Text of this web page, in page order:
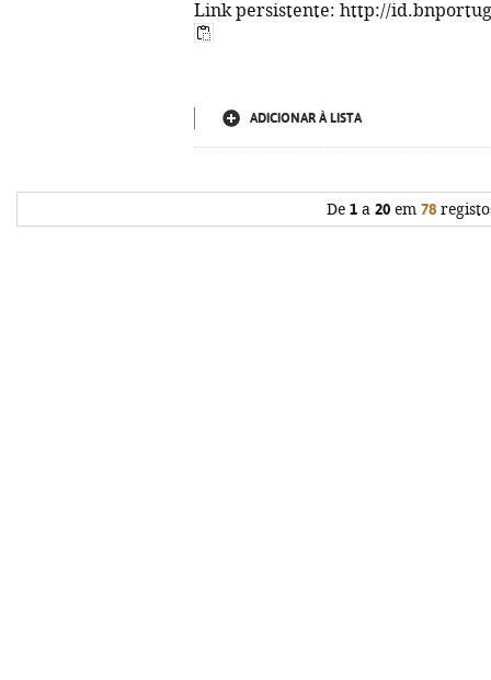
Link persistente: http://
ADICIONAR À LISTA
De 1a 20em 78